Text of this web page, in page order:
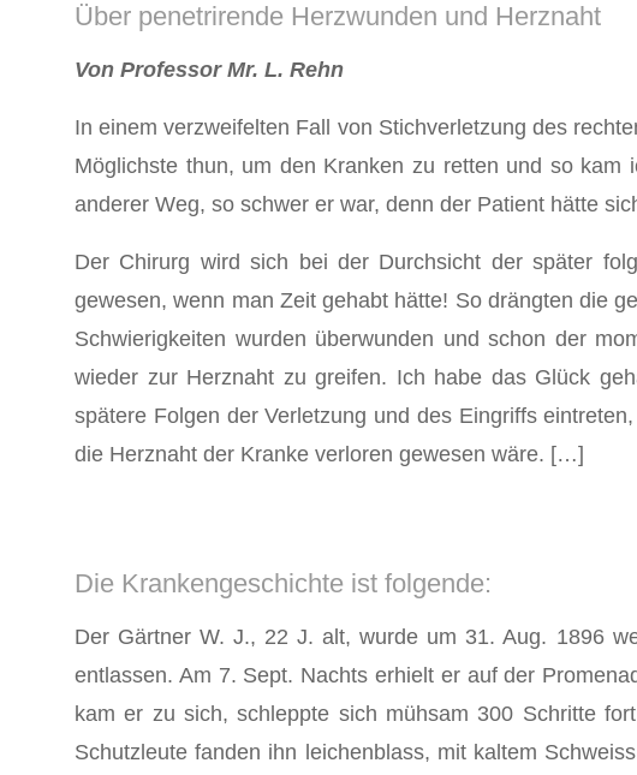
Über penetrirende Herzwunden und Herznaht
Von Professor Mr. L. Rehn
In einem verzweifelten Fall von Stichverletzung des
Möglichste thun, um den Kranken zu retten und so
anderer Weg, so schwer er war, denn der Patient hätte
Der Chirurg wird sich bei der Durchsicht der später
gewesen, wenn man Zeit gehabt hätte! So drängten die
Schwierigkeiten wurden überwunden und schon der
wieder zur Herznaht zu greifen. Ich habe das Glück
spätere Folgen der Verletzung und des Eingriffs
die Herznaht der Kranke verloren gewesen wäre. […]
Die Krankengeschichte ist folgende:
Der Gärtner W. J., 22 J. alt, wurde um 31. Aug. 1896
entlassen. Am 7. Sept. Nachts erhielt er auf der
kam er zu sich, schleppte sich mühsam 300 Schritte
Schutzleute fanden ihn leichenblass, mit kaltem